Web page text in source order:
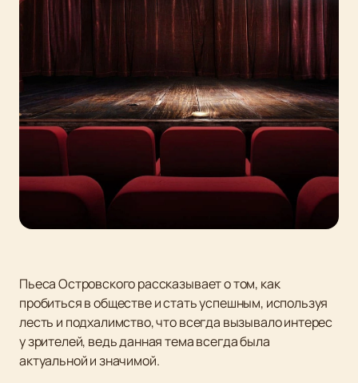
Пьеса Островского рассказывает о том, как
пробиться в обществе и стать успешным, используя
лесть и подхалимство, что всегда вызывало интерес
у зрителей, ведь данная тема всегда была
актуальной и значимой.